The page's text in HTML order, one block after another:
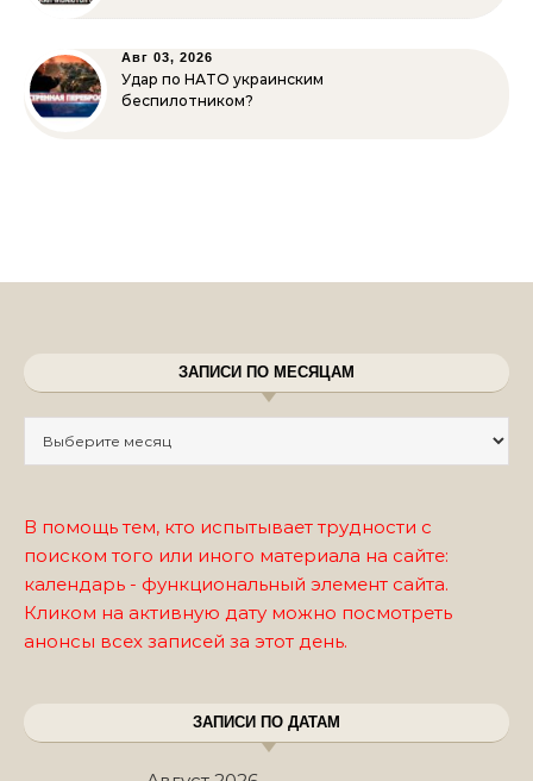
Авг 03, 2026
Удар по НАТО украинским
беспилотником?
ЗАПИСИ ПО МЕСЯЦАМ
В помощь тем, кто испытывает трудности с
поиском того или иного материала на сайте:
календарь - функциональный элемент сайта.
Кликом на активную дату можно посмотреть
анонсы всех записей за этот день.
ЗАПИСИ ПО ДАТАМ